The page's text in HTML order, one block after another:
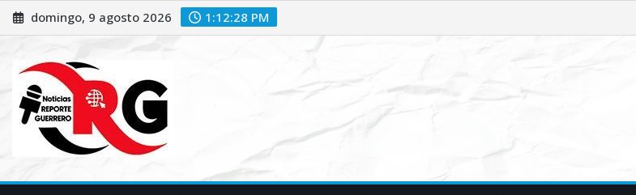
Saltar
al
domingo, 9 agosto 2026 1:12:29 PM